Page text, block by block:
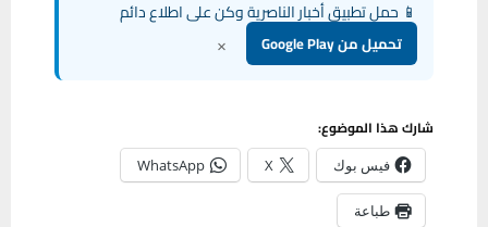
📱 حمل تطبيق أخبار الناصرية وكن على اطلاع دائم
تحميل من Google Play ×
شارك هذا الموضوع:
فيس بوك X
WhatsApp
طباعة